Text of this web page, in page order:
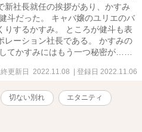
新社長就任の挨拶があり、かすみ
斗だった。 キャバ嬢のユリエのバ
りするかすみ。 ところが健斗も表
レーション社長である。 かすみの
てかすみにはもう一つ秘密が……
終更新日 2022.11.08 | 登録日 2022.11.06
切ない別れ エタニティ